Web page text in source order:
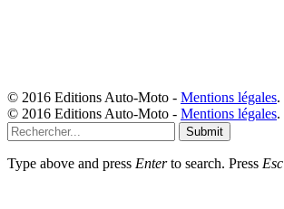
© 2016 Editions Auto-Moto - Mentions légales.
© 2016 Editions Auto-Moto - Mentions légales.
Submit
Type above and press Enterto search. Press Esc